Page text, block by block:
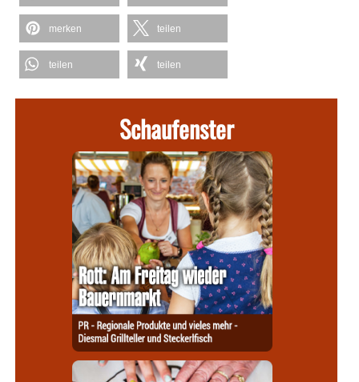
merken teilen
teilen teilen
Schaufenster